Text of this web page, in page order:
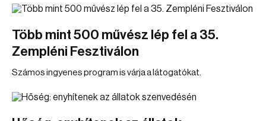
Több mint 500 művész lép fel a 35.
Zempléni Fesztiválon
Számos ingyenes program is várja a látogatókat.